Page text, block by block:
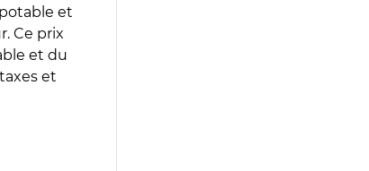
et
Ce prix
et du
et